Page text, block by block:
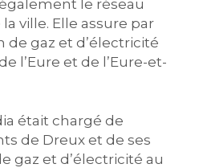
le réseau
ville. Elle assure par
gaz et d’électricité
l’Eure et de l’Eure-et-
était chargé de
de Dreux et de ses
gaz et d’électricité au